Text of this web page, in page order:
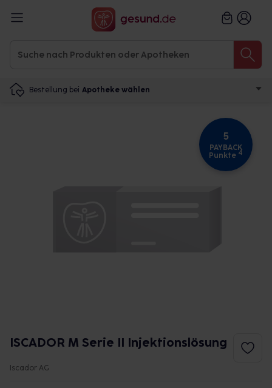
Bestellung bei Apotheke wählen
5
PAYBACK
Punkte 4
ISCADOR M Serie II Injektionslösung
Iscador AG